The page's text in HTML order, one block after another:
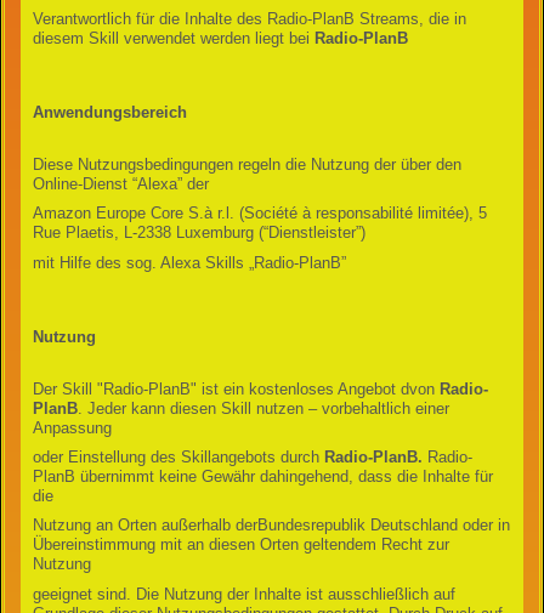
Verantwortlich für die Inhalte des Radio-PlanB Streams, die in
diesem Skill verwendet werden liegt bei Radio-PlanB
Anwendungsbereich
Diese Nutzungsbedingungen regeln die Nutzung der über den
Online-Dienst “Alexa” der
Amazon Europe Core S.à r.l. (Société à responsabilité limitée), 5
Rue Plaetis, L-2338 Luxemburg (“Dienstleister”)
mit Hilfe des sog. Alexa Skills „Radio-PlanB”
Nutzung
Der Skill "Radio-PlanB" ist ein kostenloses Angebot dvon Radio-
PlanB. Jeder kann diesen Skill nutzen – vorbehaltlich einer
Anpassung
oder Einstellung des Skillangebots durch Radio-PlanB. Radio-
PlanB übernimmt keine Gewähr dahingehend, dass die Inhalte für
die
Nutzung an Orten außerhalb derBundesrepublik Deutschland oder in
Übereinstimmung mit an diesen Orten geltendem Recht zur
Nutzung
geeignet sind. Die Nutzung der Inhalte ist ausschließlich auf